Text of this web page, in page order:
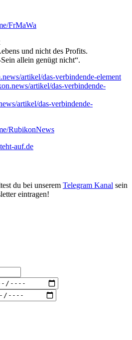
FrMaWa
und nicht des Profits.
allein genügt nicht“.
artikel/das-verbindende-element
artikel/das-verbindende-
artikel/das-verbindende-
RubikonNews
auf.de
du bei unserem Telegram Kanal sein
eintragen!